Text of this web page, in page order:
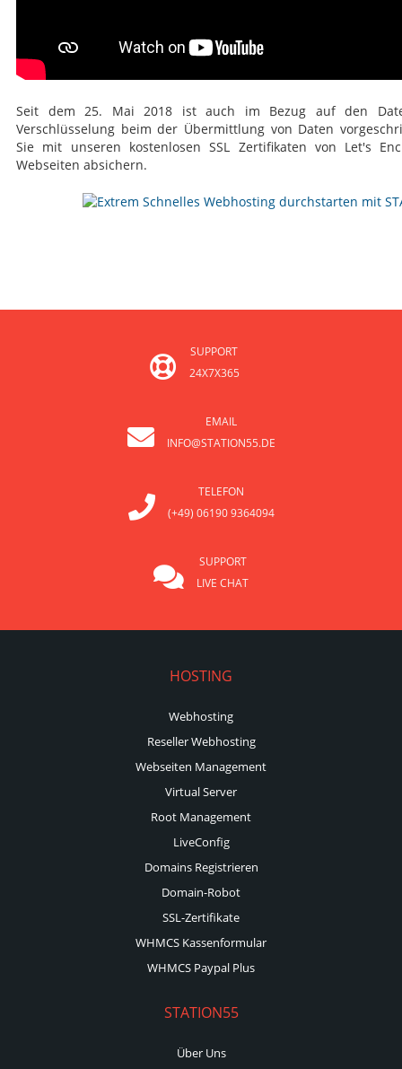
Seit dem 25. Mai 2018 ist auch im Bezug auf den
Verschlüsselung beim der Übermittlung von Daten
Sie mit unseren kostenlosen SSL Zertifikaten von Let's
Webseiten absichern.
SUPPORT
24X7X365
EMAIL
INFO@STATION55.DE
TELEFON
(+49) 06190 9364094
SUPPORT
LIVE CHAT
HOSTING
Webhosting
Reseller Webhosting
Webseiten Management
Virtual Server
Root Management
LiveConfig
Domains Registrieren
Domain-Robot
SSL-Zertifikate
WHMCS Kassenformular
WHMCS Paypal Plus
STATION55
Über Uns